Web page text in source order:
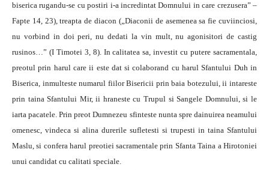
biserica rugandu-se cu postiri i-a incredintat Domnului in care crezusera” –
Fapte 14, 23), treapta de diacon („Diaconii de asemenea sa fie cuviinciosi,
nu vorbind in doi peri, nu dedati la vin mult, nu agonisitori de castig
rusinos…” (I Timotei 3, 8). In calitatea sa, investit cu putere sacramentala,
preotul prin harul care ii este dat si colaborand cu harul Sfantului Duh in
Biserica, inmulteste numarul fiilor Bisericii prin baia botezului, ii intareste
prin taina Sfantului Mir, ii hraneste cu Trupul si Sangele Domnului, si le
iarta pacatele. Prin preot Dumnezeu sfinteste nunta spre dainuirea neamului
omenesc, vindeca si alina durerile sufletesti si trupesti in taina Sfantului
Maslu, si confera harul preotiei sacramentale prin Sfanta Taina a Hirotoniei
unui candidat cu calitati speciale.